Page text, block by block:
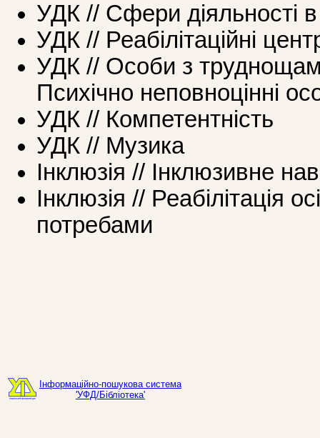
УДК // Сфери діяльності в
УДК // Реабілітаційні
УДК // Особи з
Психічно неповноцінні
УДК // Компетентність
УДК // Музика
Інклюзія // Інклюзивне
Інклюзія // Реабілітація
потребами
Інформаційно-пошукова система
'УФД/Бібліотека'